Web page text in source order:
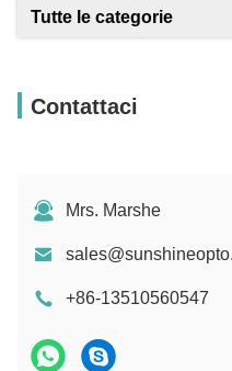
Tutte le categorie
Contattaci
Mrs. Marshe
+86-13510560547